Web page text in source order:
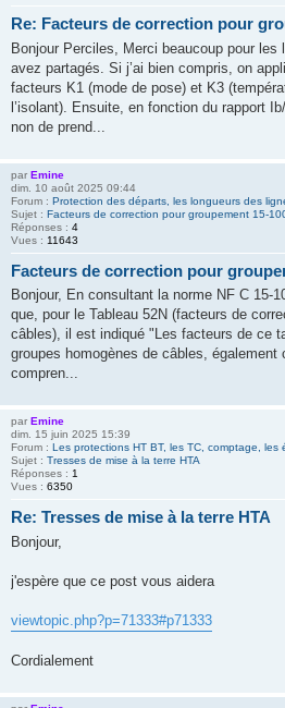
Re: Facteurs de correction pour
Bonjour Perciles, Merci beaucoup pour
avez partagés. Si j’ai bien compris, on
facteurs K1 (mode de pose) et K3
l’isolant). Ensuite, en fonction du rapport
non de prend...
par Emine
dim. 10 août 2025 09:44
Forum : Protection des départs, les longueurs des
Sujet : Facteurs de correction pour groupement 15-
Réponses : 4
Vues : 11643
Facteurs de correction pour
Bonjour, En consultant la norme NF C 15-
que, pour le Tableau 52N (facteurs de
câbles), il est indiqué "Les facteurs de ce
groupes homogènes de câbles, également
compren...
par Emine
dim. 15 juin 2025 15:39
Forum : Les protections HT BT, les TC, comptage, les
Sujet : Tresses de mise à la terre HTA
Réponses : 1
Vues : 6350
Re: Tresses de mise à la terre HTA
Bonjour,
j'espère que ce post vous aidera
viewtopic.php?p=71333#p71333
Cordialement